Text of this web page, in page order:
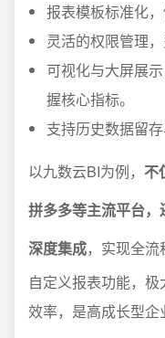
报表模板标准化
灵活的权限管理
可视化与大屏展
握核心指标。
支持历史数据留
以九数云BI为例， 不
拼多多等主流平台
深度集成，实现全
自定义报表功能，
效率，是高成长型企